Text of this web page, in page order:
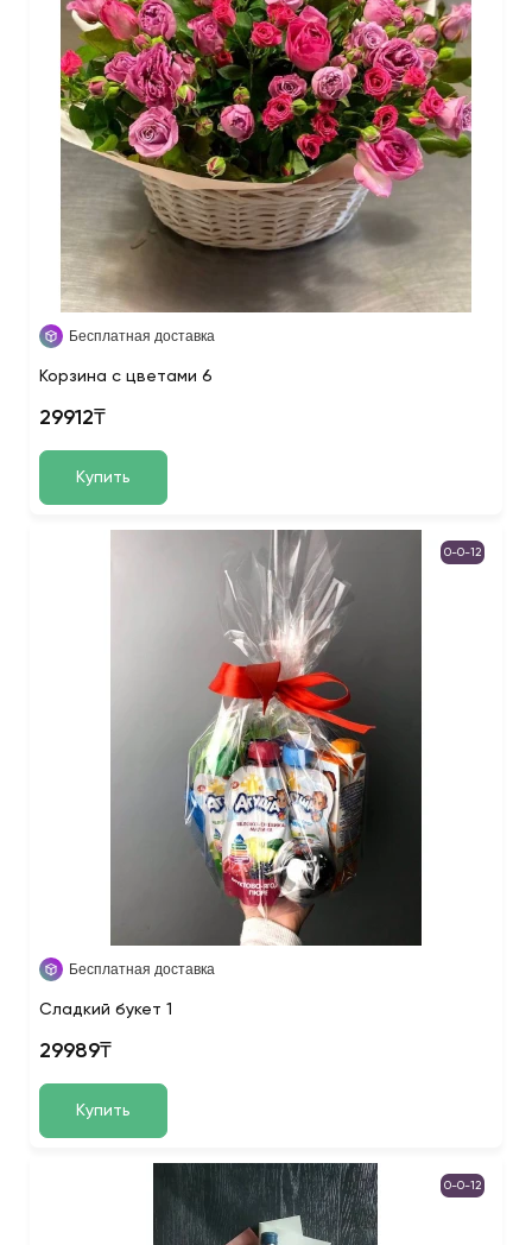
Бесплатная доставка
Корзина с цветами 6
29912₸
Купить
0-0-12
Бесплатная доставка
Сладкий букет 1
29989₸
Купить
0-0-12